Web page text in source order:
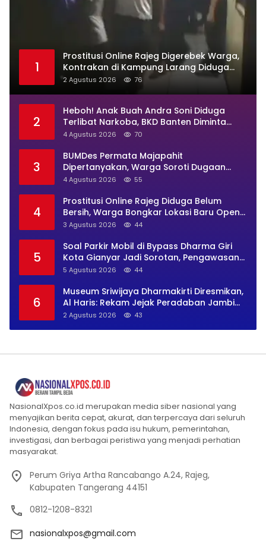
1
Prostitusi Online Rajeg Digerebek Warga,
Kontrakan di Kampung Larang Diduga
Jadi Sarang Maksiat
2 Agustus 2026 76
2
Heboh! Anak Buah Andra Soni Diduga
Terlibat Narkoba, BKD Banten Diminta
Buka Suara
4 Agustus 2026 70
3
BUMDes Permata Majapahit
Dipertanyakan, Warga Soroti Dugaan
Pengelolaan Tak Transparan
4 Agustus 2026 55
4
Prostitusi Online Rajeg Diduga Belum
Bersih, Warga Bongkar Lokasi Baru Open
BO Usai Penggerebekan
3 Agustus 2026 44
5
Soal Parkir Mobil di Bypass Dharma Giri
Kota Gianyar Jadi Sorotan, Pengawasan
Inkait Dipertanyakan
5 Agustus 2026 44
6
Museum Sriwijaya Dharmakirti Diresmikan,
Al Haris: Rekam Jejak Peradaban Jambi
Secara Utuh
2 Agustus 2026 43
NasionalXpos.co.id merupakan media siber nasional yang
menyajikan berita cepat, akurat, dan terpercaya dari seluruh
Indonesia, dengan fokus pada isu hukum, pemerintahan,
investigasi, dan berbagai peristiwa yang menjadi perhatian
masyarakat.
Perum Griya Artha Rancabango A.24, Rajeg,
Kabupaten Tangerang 44151
0812-1208-8321
nasionalxpos@gmail.com